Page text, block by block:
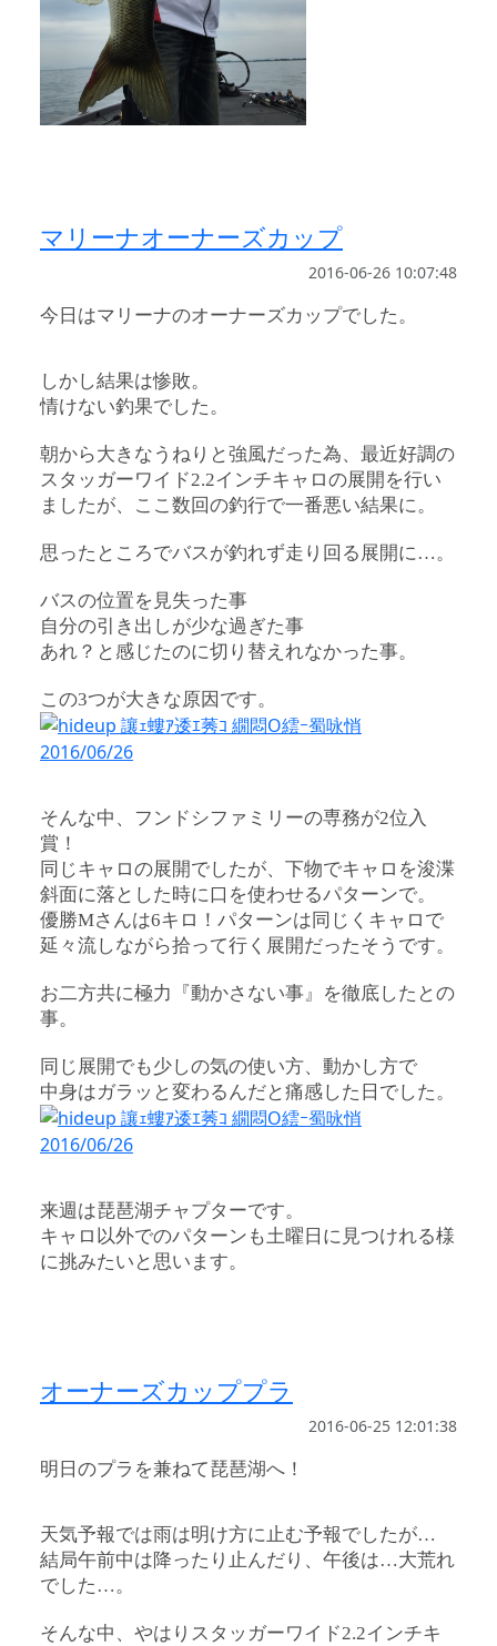
マリーナオーナーズカップ
2016-06-26 10:07:48
今日はマリーナのオーナーズカップでした。
しかし結果は惨敗。
情けない釣果でした。
朝から大きなうねりと強風だった為、最近好調の
スタッガーワイド2.2インチキャロの展開を行い
ましたが、ここ数回の釣行で一番悪い結果に。
思ったところでバスが釣れず走り回る展開に…。
バスの位置を見失った事
自分の引き出しが少な過ぎた事
あれ？と感じたのに切り替えれなかった事。
この3つが大きな原因です。
そんな中、フンドシファミリーの専務が2位入
賞！
同じキャロの展開でしたが、下物でキャロを浚渫
斜面に落とした時に口を使わせるパターンで。
優勝Mさんは6キロ！パターンは同じくキャロで
延々流しながら拾って行く展開だったそうです。
お二方共に極力『動かさない事』を徹底したとの
事。
同じ展開でも少しの気の使い方、動かし方で
中身はガラッと変わるんだと痛感した日でした。
来週は琵琶湖チャプターです。
キャロ以外でのパターンも土曜日に見つけれる様
に挑みたいと思います。
オーナーズカッププラ
2016-06-25 12:01:38
明日のプラを兼ねて琵琶湖へ！
天気予報では雨は明け方に止む予報でしたが…
結局午前中は降ったり止んだり、午後は…大荒れ
でした…。
そんな中、やはりスタッガーワイド2.2インチキ